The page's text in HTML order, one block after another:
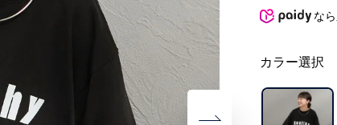
なら
カラー選択